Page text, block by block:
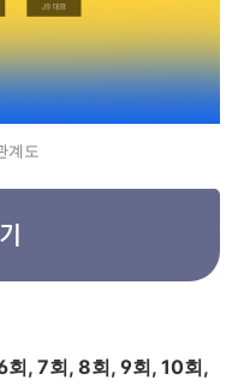
계도
회, 7회, 8회, 9회, 10회,